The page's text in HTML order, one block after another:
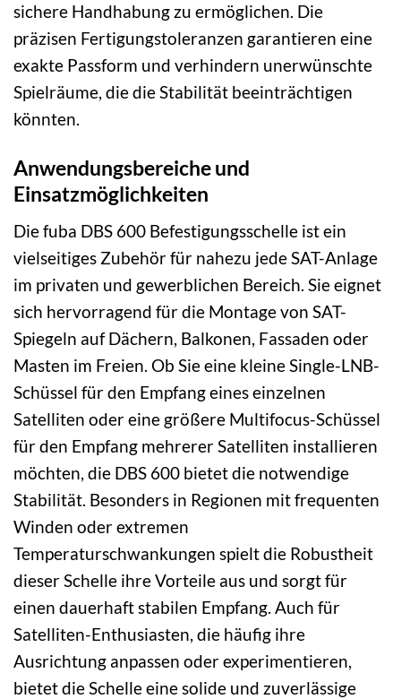
sichere Handhabung zu ermöglichen. Die
präzisen Fertigungstoleranzen garantieren eine
exakte Passform und verhindern unerwünschte
Spielräume, die die Stabilität beeinträchtigen
könnten.
Anwendungsbereiche und
Einsatzmöglichkeiten
Die fuba DBS 600 Befestigungsschelle ist ein
vielseitiges Zubehör für nahezu jede SAT-Anlage
im privaten und gewerblichen Bereich. Sie eignet
sich hervorragend für die Montage von SAT-
Spiegeln auf Dächern, Balkonen, Fassaden oder
Masten im Freien. Ob Sie eine kleine Single-LNB-
Schüssel für den Empfang eines einzelnen
Satelliten oder eine größere Multifocus-Schüssel
für den Empfang mehrerer Satelliten installieren
möchten, die DBS 600 bietet die notwendige
Stabilität. Besonders in Regionen mit frequenten
Winden oder extremen
Temperaturschwankungen spielt die Robustheit
dieser Schelle ihre Vorteile aus und sorgt für
einen dauerhaft stabilen Empfang. Auch für
Satelliten-Enthusiasten, die häufig ihre
Ausrichtung anpassen oder experimentieren,
bietet die Schelle eine solide und zuverlässige